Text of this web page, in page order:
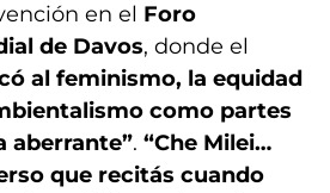
en el Foro
de Davos, donde el
al feminismo, la equidad
como partes
aberrante”. “Che Milei…
que recitás cuando